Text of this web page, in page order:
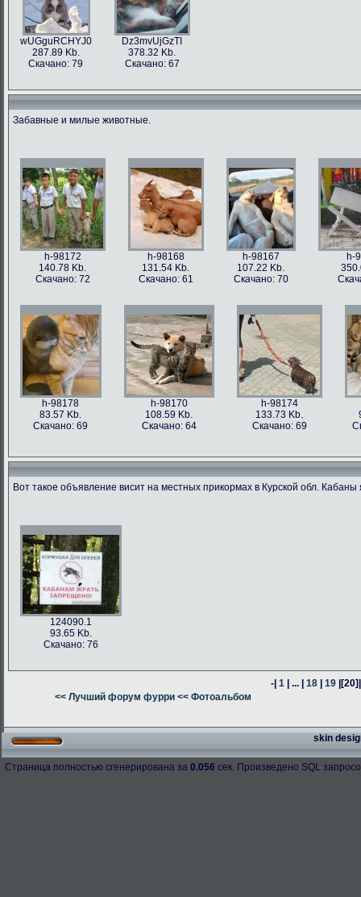
wUGguRCHYJ0
287.89 Kb.
Скачано: 79
Dz3mvUjGzTI
378.32 Kb.
Скачано: 67
Забавные и милые животные.
h-98172
140.78 Kb.
Скачано: 72
h-98168
131.54 Kb.
Скачано: 61
h-98167
107.22 Kb.
Скачано: 70
h-
h-98178
83.57 Kb.
Скачано: 69
h-98170
108.59 Kb.
Скачано: 64
h-98174
133.73 Kb.
Скачано: 69
h-98176
76.47 Kb.
Скачано: 63
h-98171
187.62 Kb.
Скачано: 66
h-98160
h-98164
Вот такое объявление висит на местных прикормах в Курской обл.
124090.1
93.65 Kb.
Скачано: 76
-| 1 | ... | 18 | 19 |[20]
<< Лучший форум фурри << Фотоальбом
skin
Страница полностью сгенерирована за 0.056 сек. Произведено SQL